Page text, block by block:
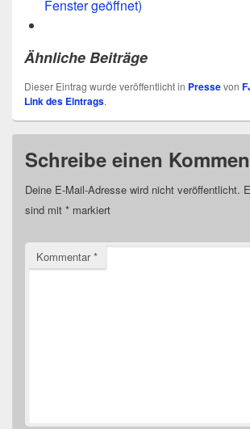
Fenster geöffnet)
Ähnliche Beiträge
Dieser Eintrag wurde veröffentlicht in Pressevon
Link des Eintrags.
Schreibe einen
Deine E-Mail-Adresse wird nicht veröffentlicht.
sind mit * markiert
Kommentar*